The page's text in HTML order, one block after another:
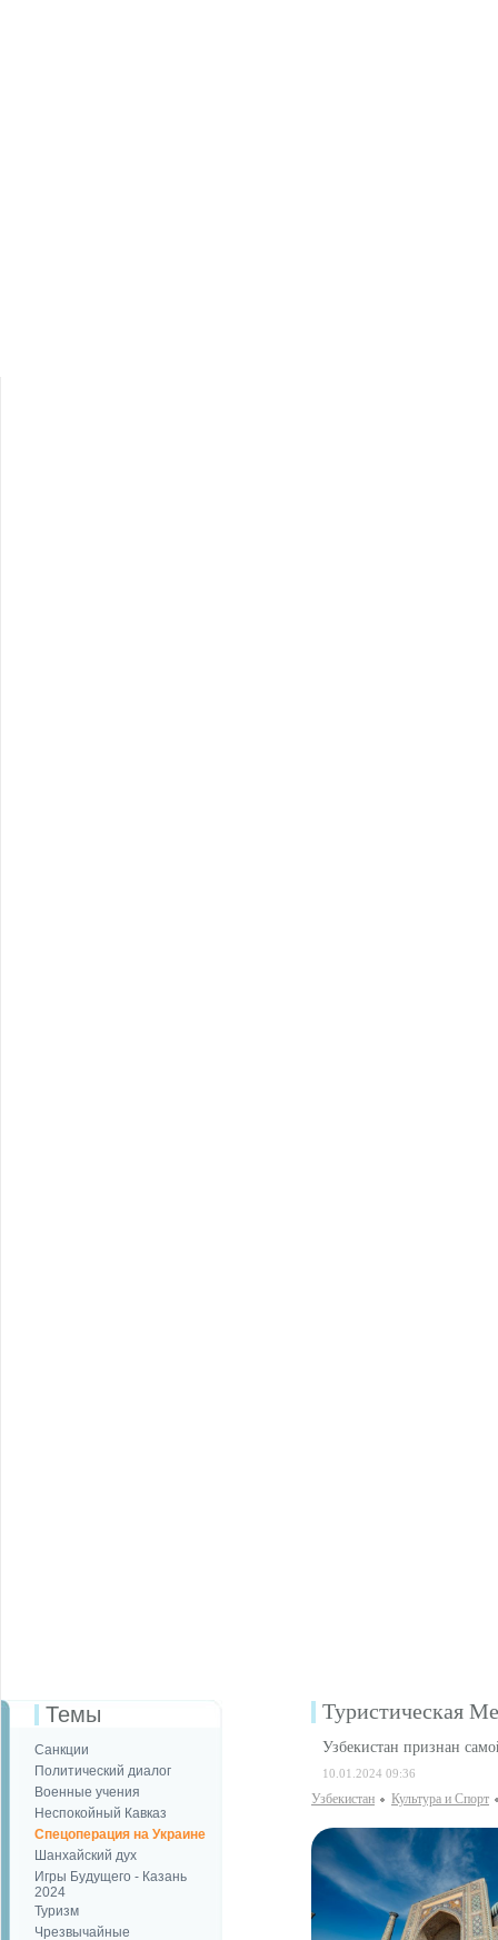
Темы
Санкции
Политический диалог
Военные учения
Неспокойный Кавказ
Спецоперация на Украине
Шанхайский дух
Игры Будущего - Казань
2024
Туризм
Чрезвычайные
Туристическая
Узбекистан признан
10.01.2024 09:36
Узбекистан Культура и Спорт